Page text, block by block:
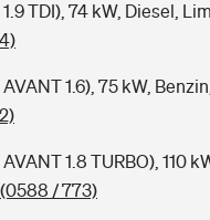
TDI), 74 kW, Diesel,
1.6), 75 kW,
1.8 TURBO), 110
(0588 / 773)